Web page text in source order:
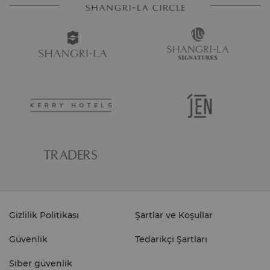
Gizlilik Politikası Şartlar ve Koşullar
Güvenlik Tedarikçi Şartları
Siber güvenlik